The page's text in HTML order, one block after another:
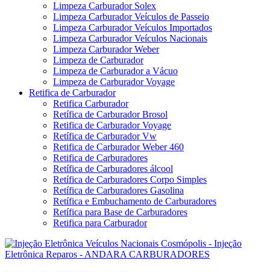
Limpeza Carburador Solex
Limpeza Carburador Veículos de Passeio
Limpeza Carburador Veículos Importados
Limpeza Carburador Veículos Nacionais
Limpeza Carburador Weber
Limpeza de Carburador
Limpeza de Carburador a Vácuo
Limpeza de Carburador Voyage
Retifica de Carburador
Retifica Carburador
Retífica de Carburador Brosol
Retifica de Carburador Voyage
Retífica de Carburador Vw
Retifica de Carburador Weber 460
Retifica de Carburadores
Retífica de Carburadores álcool
Retífica de Carburadores Corpo Simples
Retífica de Carburadores Gasolina
Retífica e Embuchamento de Carburadores
Retífica para Base de Carburadores
Retifica para Carburador